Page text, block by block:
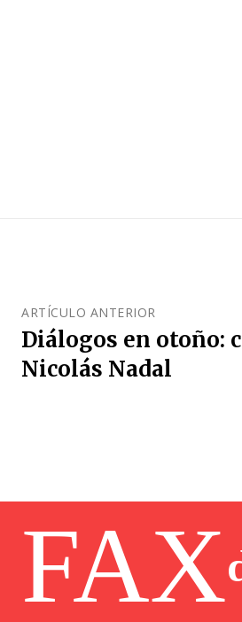
ARTÍCULO ANTERIOR
Diálogos en otoño:
Nicolás Nadal
FAX